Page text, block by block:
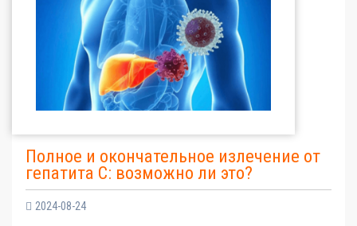
Полное и окончательное излечение от
гепатита С: возможно ли это?
2024-08-24